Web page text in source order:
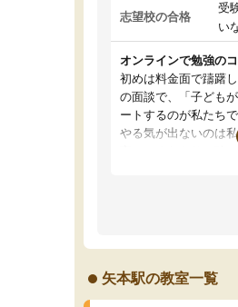
志望校の合格
受
い
オンラインで勉強の
初めは料金面で躊躇
の面談で、「子ども
ートするのが私たち
やる気が出ないのは
言ってくださり、確
て入塾しました。英
い通り、少しずつ成
くなってきたので、
矢本駅の教室一覧